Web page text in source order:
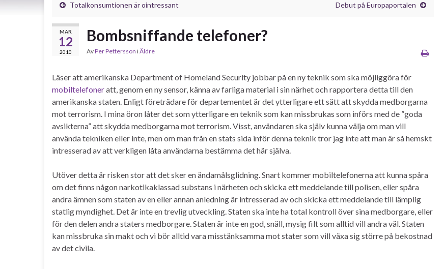
Totalkonsumtionen är ointressant Debut på Europaportalen
MAR
12
2010
Bombsniffande telefoner?
AvPer Pettersson iÄldre
Läser att amerikanska Department of Homeland Security jobbar på en ny teknik som ska möjliggöra för
mobiltelefoneratt, genom en ny sensor, känna av farliga material i sin närhet och rapportera detta till den
amerikanska staten. Enligt företrädare för departementet är det ytterligare ett sätt att skydda medborgarna
mot terrorism. I mina öron låter det som ytterligare en teknik som kan missbrukas som införs med de ”goda
avsikterna” att skydda medborgarna mot terrorism. Visst, användaren ska själv kunna välja om man vill
använda tekniken eller inte, men om man från en stats sida inför denna teknik tror jag inte att man är så hemskt
intresserad av att verkligen låta användarna bestämma det här själva.
Utöver detta är risken stor att det sker en ändamålsglidning. Snart kommer mobiltelefonerna att kunna spåra
om det finns någon narkotikaklassad substans i närheten och skicka ett meddelande till polisen, eller spåra
andra ämnen som staten av en eller annan anledning är intresserad av och skicka ett meddelande till lämplig
statlig myndighet. Det är inte en trevlig utveckling. Staten ska inte ha total kontroll över sina medborgare, eller
för den delen andra staters medborgare. Staten är inte en god, snäll, mysig filt som alltid vill andra väl. Staten
kan missbruka sin makt och vi bör alltid vara misstänksamma mot stater som vill växa sig större på bekostnad
av det civila.